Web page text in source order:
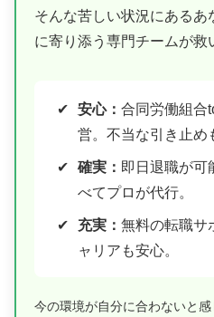
そんな苦しい状況にあるあ
に寄り添う専門チームが救
安心：合同労働組合
営。不当な引き止め
確実： 即日退職が可
べてプロが代行。
充実：無料の転職サ
ャリアも安心。
今の環境が自分に合わないと